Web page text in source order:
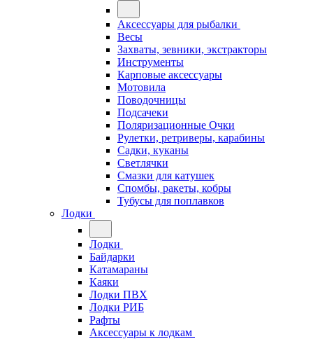
Аксессуары для рыбалки
Весы
Захваты, зевники, экстракторы
Инструменты
Карповые аксессуары
Мотовила
Поводочницы
Подсачеки
Поляризационные Очки
Рулетки, ретриверы, карабины
Садки, куканы
Светлячки
Смазки для катушек
Спомбы, ракеты, кобры
Тубусы для поплавков
Лодки
Лодки
Байдарки
Катамараны
Каяки
Лодки ПВХ
Лодки РИБ
Рафты
Аксессуары к лодкам